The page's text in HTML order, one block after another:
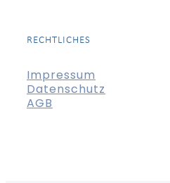
RECHTLICHES
Impressum
Datenschutz
AGB